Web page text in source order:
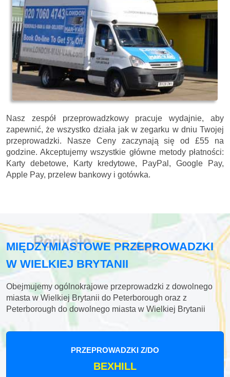
Nasz zespół przeprowadzkowy pracuje wydajnie, aby
zapewnić, że wszystko działa jak w zegarku w dniu Twojej
przeprowadzki. Nasze Ceny zaczynają się od £55 na
godzine. Akceptujemy wszystkie główne metody płatności:
Karty debetowe, Karty kredytowe, PayPal, Google Pay,
Apple Pay, przelew bankowy i gotówka.
MIĘDZYMIASTOWE PRZEPROWADZKI
W WIELKIEJ BRYTANII
Obejmujemy ogólnokrajowe przeprowadzki z dowolnego
miasta w Wielkiej Brytanii do Peterborough oraz z
Peterborough do dowolnego miasta w Wielkiej Brytanii
PRZEPROWADZKI Z/DO
BEXHILL